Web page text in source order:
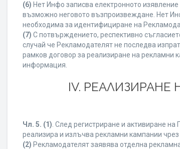
(6) Нет Инфо записва електронното
възможно неговото възпроизвеждане. Нет
необходима за идентифициране на
(7) С потвърждението, респективно
случай че Рекламодателят не последва
рамков договор за реализиране на рекламни
информация.
IV. РЕАЛИЗИРАНЕ
Чл. 5. (1) . След регистриране и активиране
реализира и излъчва рекламни кампании
(2) Рекламодателят заявява отделна